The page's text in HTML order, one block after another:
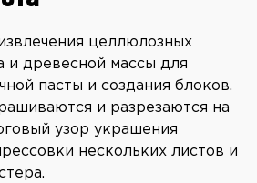
целлюлозных
и древесной массы для
пасты и создания блоков.
и разрезаются на
узор украшения
нескольких листов и